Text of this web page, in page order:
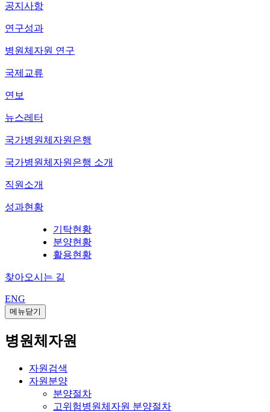
공지사항
연구성과
병원체자원 연구
국제교류
연보
뉴스레터
국가병원체자원은행
국가병원체자원은행 소개
직원소개
성과현황
기탁현황
분양현황
활용현황
찾아오시는 길
ENG
메뉴닫기
병원체자원
자원검색
자원분양
분양절차
고위험병원체자원 분양절차